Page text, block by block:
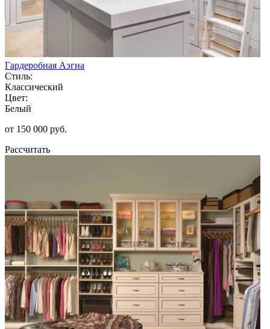
Гардеробная Аэгна
Стиль:
Классический
Цвет:
Белый
от 150 000 руб.
Рассчитать